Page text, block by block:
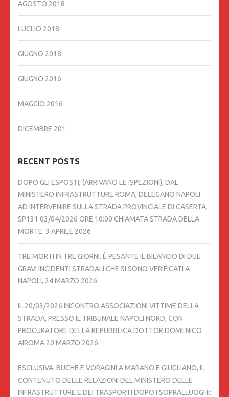
AGOSTO 2018
LUGLIO 2018
GIUGNO 2018
GIUGNO 2016
MAGGIO 2016
DICEMBRE 201
RECENT POSTS
DOPO GLI ESPOSTI, (ARRIVANO LE ISPEZIONI), DAL
MINISTERO INFRASTRUTTURE ROMA, DELEGANO NAPOLI
AD INTERVENIRE SULLA STRADA PROVINCIALE DI CASERTA,
SP131 03/04/2026 ORE 10:00 CHIAMATA STRADA DELLA
MORTE. 3 APRILE 2026
TRE MORTI IN TRE GIORNI. È PESANTE IL BILANCIO DI DUE
GRAVI INCIDENTI STRADALI CHE SI SONO VERIFICATI A
NAPOLI, 24 MARZO 2026
IL 20/03/2026 INCONTRO ASSOCIAZIONI VITTIME DELLA
STRADA, PRESSO IL TRIBUNALE NAPOLI NORD, CON
PROCURATORE DELLA REPUBBLICA DOTTOR DOMENICO
AIROMA 20 MARZO 2026
ESCLUSIVA. BUCHE E VORAGINI A MARANO E GIUGLIANO, IL
CONTENUTO DELLE RELAZIONI DEL MINISTERO DELLE
INFRASTRUTTURE E DEI TRASPORTI DOPO I SOPRALLUOGHI: